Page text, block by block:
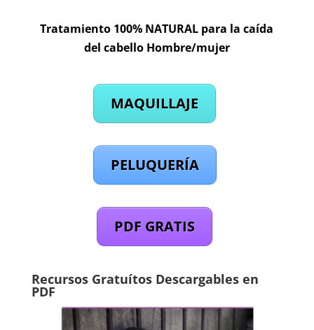
Tratamiento 100% NATURAL para la caída
del cabello Hombre/mujer
MAQUILLAJE
PELUQUERÍA
PDF GRATIS
Recursos Gratuítos Descargables en
PDF